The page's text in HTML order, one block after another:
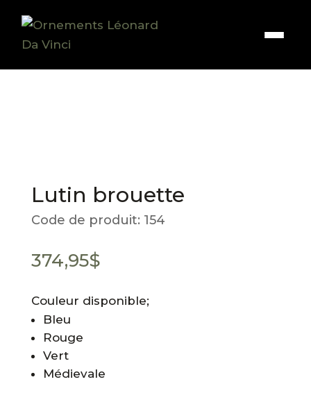
Lutin brouette
Code de produit: 154
374,95$
Couleur disponible;
Bleu
Rouge
Vert
Médievale